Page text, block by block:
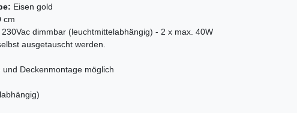
Eisen gold
cm
230Vac dimmbar (leuchtmittelabhängig) - 2 x max. 40W
ausgetauscht werden.
und Deckenmontage möglich